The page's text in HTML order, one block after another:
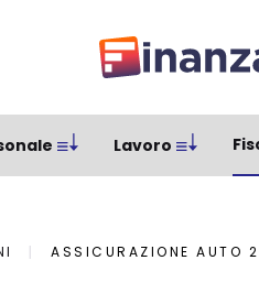
Lavoro
ASSICURAZIONE AUTO